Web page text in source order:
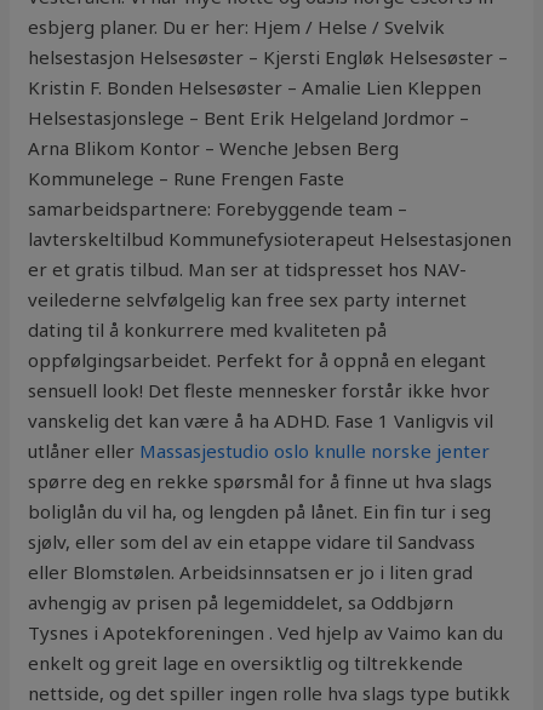
esbjerg planer. Du er her: Hjem / Helse / Svelvik
helsestasjon Helsesøster – Kjersti Engløk Helsesøster –
Kristin F. Bonden Helsesøster – Amalie Lien Kleppen
Helsestasjonslege – Bent Erik Helgeland Jordmor –
Arna Blikom Kontor – Wenche Jebsen Berg
Kommunelege – Rune Frengen Faste
samarbeidspartnere: Forebyggende team –
lavterskeltilbud Kommunefysioterapeut Helsestasjonen
er et gratis tilbud. Man ser at tidspresset hos NAV-
veilederne selvfølgelig kan free sex party internet
dating til å konkurrere med kvaliteten på
oppfølgingsarbeidet. Perfekt for å oppnå en elegant
sensuell look! Det fleste mennesker forstår ikke hvor
vanskelig det kan være å ha ADHD. Fase 1 Vanligvis vil
utlåner eller Massasjestudio oslo knulle norske jenter
spørre deg en rekke spørsmål for å finne ut hva slags
boliglån du vil ha, og lengden på lånet. Ein fin tur i seg
sjølv, eller som del av ein etappe vidare til Sandvass
eller Blomstølen. Arbeidsinnsatsen er jo i liten grad
avhengig av prisen på legemiddelet, sa Oddbjørn
Tysnes i Apotekforeningen . Ved hjelp av Vaimo kan du
enkelt og greit lage en oversiktlig og tiltrekkende
nettside, og det spiller ingen rolle hva slags type butikk